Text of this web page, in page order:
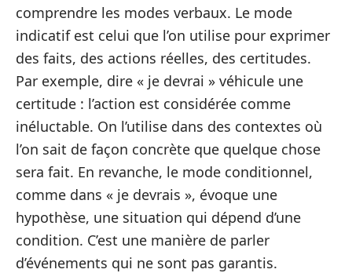
comprendre les modes verbaux. Le mode
indicatif est celui que l’on utilise pour exprimer
des faits, des actions réelles, des certitudes.
Par exemple, dire « je devrai » véhicule une
certitude : l’action est considérée comme
inéluctable. On l’utilise dans des contextes où
l’on sait de façon concrète que quelque chose
sera fait. En revanche, le mode conditionnel,
comme dans « je devrais », évoque une
hypothèse, une situation qui dépend d’une
condition. C’est une manière de parler
d’événements qui ne sont pas garantis.